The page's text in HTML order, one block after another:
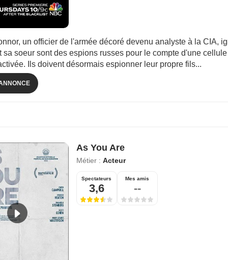
un officier de l'armée décoré devenu analyste à la CIA,
sa soeur sont des espions russes pour le compte d'une
Ils doivent désormais espionner leur propre fils...
As You Are
Métier : Acteur
Spectateurs
3,6
Mes amis
--